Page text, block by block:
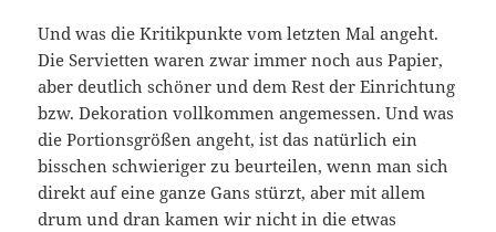
Und was die Kritikpunkte vom letzten Mal angeht.
Die Servietten waren zwar immer noch aus Papier,
aber deutlich schöner und dem Rest der Einrichtung
bzw. Dekoration vollkommen angemessen. Und was
die Portionsgrößen angeht, ist das natürlich ein
bisschen schwieriger zu beurteilen, wenn man sich
direkt auf eine ganze Gans stürzt, aber mit allem
drum und dran kamen wir nicht in die etwas